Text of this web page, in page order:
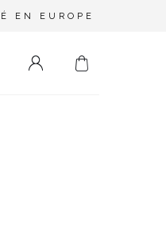
EN EUROPE
SALE